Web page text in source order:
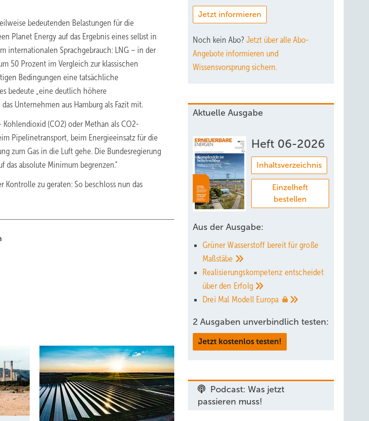
bedeutenden Belastungen für die
Planet Energy auf das Ergebnis eines selbst in
internationalen Sprachgebrauch: LNG – in der
50 Prozent im Vergleich zur klassischen
Bedingungen eine tatsächliche
bedeute „eine deutlich höhere
Unternehmen aus Hamburg als Fazit mit.
(CO2) oder Methan als CO2-
Pipelinetransport, beim Energieeinsatz für die
zum Gas in die Luft gehe. Die Bundesregierung
das absolute Minimum begrenzen.“
zu geraten: So beschloss nun das
Jetzt informieren
Noch kein Abo? Jetzt über alle Abo-
Angebote informieren und
Wissensvorsprung sichern.
Aktuelle Ausgabe
Heft 06-2026
Inhaltsverzeichnis
Einzelheft
bestellen
Aus der Ausgabe:
Grüner Wasserstoff bereit für große
Maßstäbe
Realisierungskompetenz entscheidet
über den Erfolg
Drei Mal Modell Europa
2 Ausgaben unverbindlich testen:
Jetzt kostenlos testen!
Podcast: Was jetzt
passieren muss!